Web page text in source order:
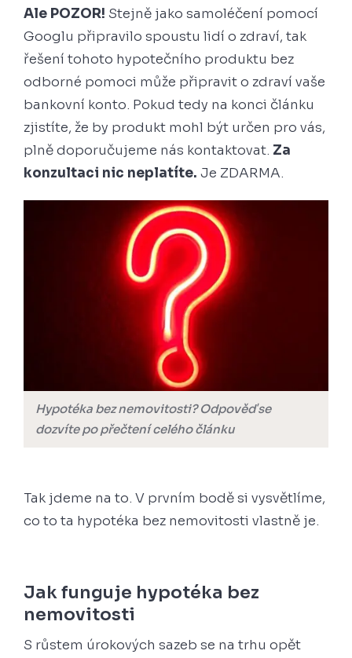
Ale POZOR! Stejně jako samoléčení pomocí
Googlu připravilo spoustu lidí o zdraví, tak
řešení tohoto hypotečního produktu bez
odborné pomoci může připravit o zdraví vaše
bankovní konto. Pokud tedy na konci článku
zjistíte, že by produkt mohl být určen pro vás,
plně doporučujeme nás kontaktovat. Za
konzultaci nic neplatíte. Je ZDARMA.
Hypotéka bez nemovitosti?Odpověď se
dozvíte po přečtení celého článku
Tak jdeme na to. V prvním bodě si vysvětlíme,
co to ta hypotéka bez nemovitosti vlastně je.
Jak funguje hypotéka bez
nemovitosti
S růstem úrokových sazeb se na trhu opět